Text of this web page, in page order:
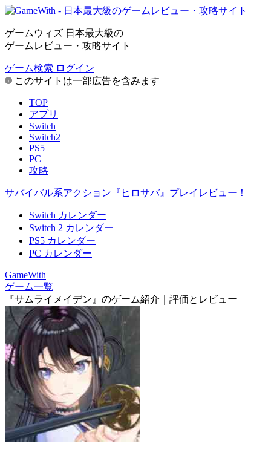
ゲームウィズ 日本最大級の
ゲームレビュー・攻略サイト
ゲーム検索 ログイン
このサイトは一部広告を含みます
TOP
アプリ
Switch
Switch2
PS5
PC
攻略
サバイバル系アクション『ヒロサバ』プレイレビュー！
Switch カレンダー
Switch 2 カレンダー
PS5 カレンダー
PC カレンダー
GameWith
ゲーム一覧
『サムライメイデン』のゲーム紹介｜評価とレビュー